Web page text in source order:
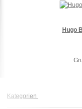
Hugo
Kategorien